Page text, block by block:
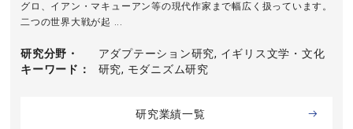
グロ、イアン・マキューアン等の現代作家まで幅広く扱っています。
二つの世界大戦が起 ...
研究分野・
キーワード
アダプテーション研究, イギリス文学・文化
研究, モダニズム研究
研究業績一覧